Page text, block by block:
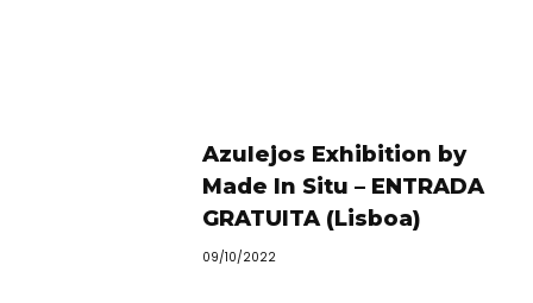
Azulejos Exhibition by
Made In Situ – ENTRADA
GRATUITA (Lisboa)
09/10/2022